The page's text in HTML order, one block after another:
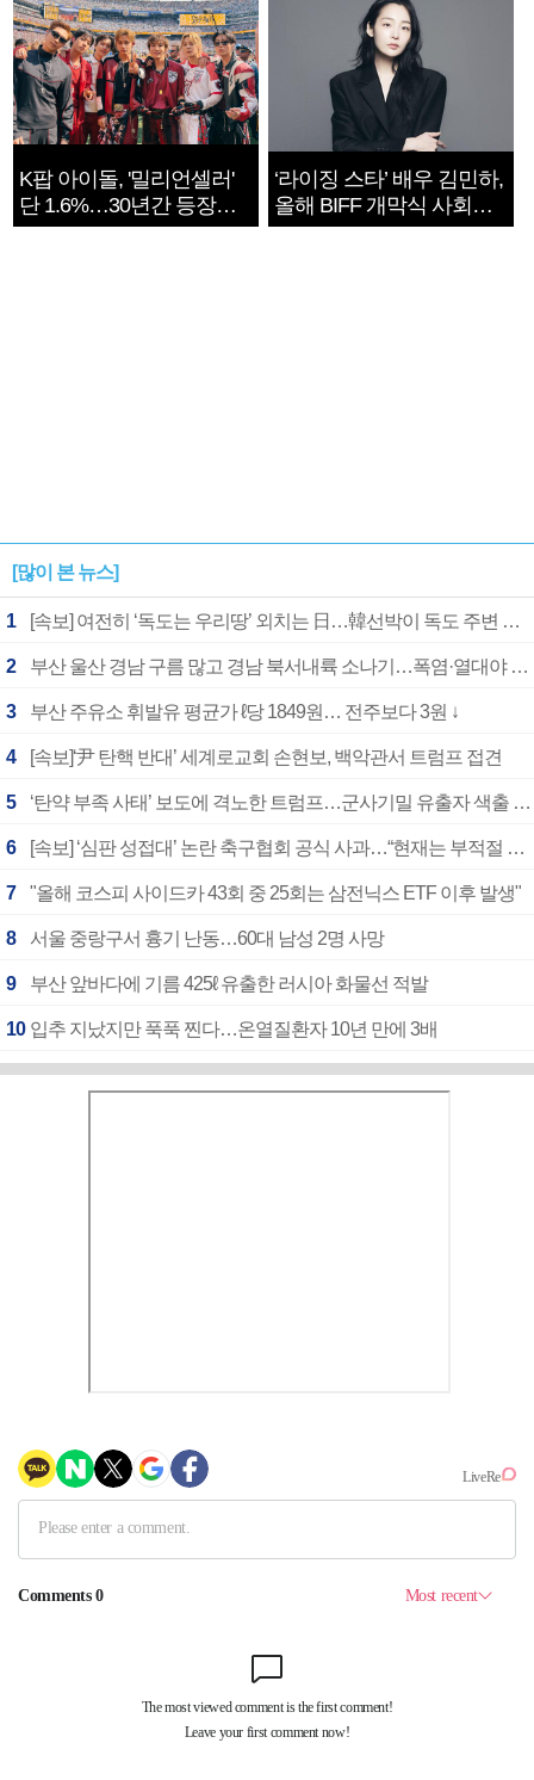
K팝 아이돌, '밀리언셀러'
단 1.6%…30년간 등장
1182개팀 전수조사
‘라이징 스타’ 배우 김민하,
올해 BIFF 개막식 사회자
확정
[많이 본 뉴스]
1 [속보] 여전히 ‘독도는 우리땅’ 외치는 日…韓선박이 독도 주변 해양조사 활동하자 반발
2 부산 울산 경남 구름 많고 경남 북서내륙 소나기…폭염·열대야 계속
3 부산 주유소 휘발유 평균가 ℓ당 1849원… 전주보다 3원 ↓
4 [속보]‘尹 탄핵 반대’ 세계로교회 손현보, 백악관서 트럼프 접견
5 ‘탄약 부족 사태’ 보도에 격노한 트럼프…군사기밀 유출자 색출 지시
6 [속보] ‘심판 성접대’ 논란 축구협회 공식 사과…“현재는 부적절 행위 없어”
7 "올해 코스피 사이드카 43회 중 25회는 삼전닉스 ETF 이후 발생"
8 서울 중랑구서 흉기 난동…60대 남성 2명 사망
9 부산 앞바다에 기름 425ℓ 유출한 러시아 화물선 적발
10 입추 지났지만 푹푹 찐다…온열질환자 10년 만에 3배